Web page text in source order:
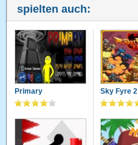
spielten auch:
Primary Sky Fyre 2